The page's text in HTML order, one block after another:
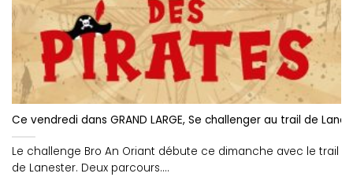
Ce vendredi dans GRAND LARGE, Se challenger au trail de
Le challenge Bro An Oriant débute ce dimanche avec le trail
de Lanester. Deux parcours....